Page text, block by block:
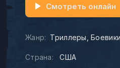
Жанр: Триллеры Боевики
Страна: США
Смотреть онлайн